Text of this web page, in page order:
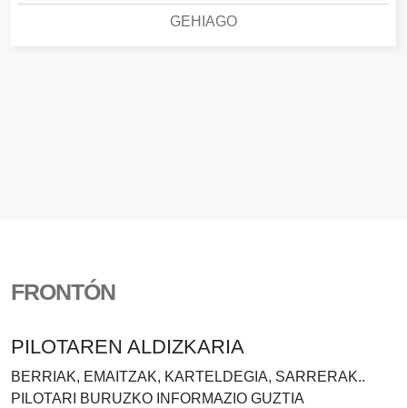
GEHIAGO
FRONTÓN
PILOTAREN ALDIZKARIA
BERRIAK, EMAITZAK, KARTELDEGIA, SARRERAK..
PILOTARI BURUZKO INFORMAZIO GUZTIA